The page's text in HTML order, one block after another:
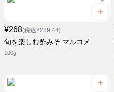
¥268(税込¥289.44)
旬を楽しむ酢みそ マルコメ
100g